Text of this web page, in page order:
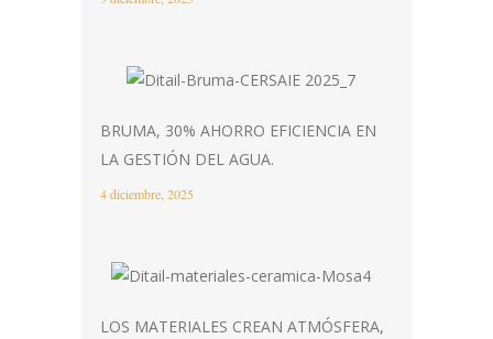
BRUMA, 30% AHORRO EFICIENCIA EN
LA GESTIÓN DEL AGUA.
4 diciembre, 2025
LOS MATERIALES CREAN ATMÓSFERA,